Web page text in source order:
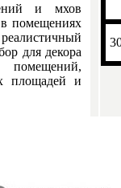
и мхов
помещениях
для декора
площадей и